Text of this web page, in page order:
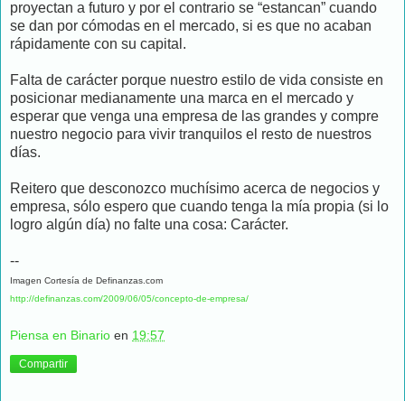
proyectan a futuro y por el contrario se “estancan” cuando
se dan por cómodas en el mercado, si es que no acaban
rápidamente con su capital.
Falta de carácter porque nuestro estilo de vida consiste en
posicionar medianamente una marca en el mercado y
esperar que venga una empresa de las grandes y compre
nuestro negocio para vivir tranquilos el resto de nuestros
días.
Reitero que desconozco muchísimo acerca de negocios y
empresa, sólo espero que cuando tenga la mía propia (si lo
logro algún día) no falte una cosa: Carácter.
--
Imagen Cortesía de Definanzas.com
http://definanzas.com/2009/06/05/concepto-de-empresa/
Piensa en Binario en 19:57
Compartir